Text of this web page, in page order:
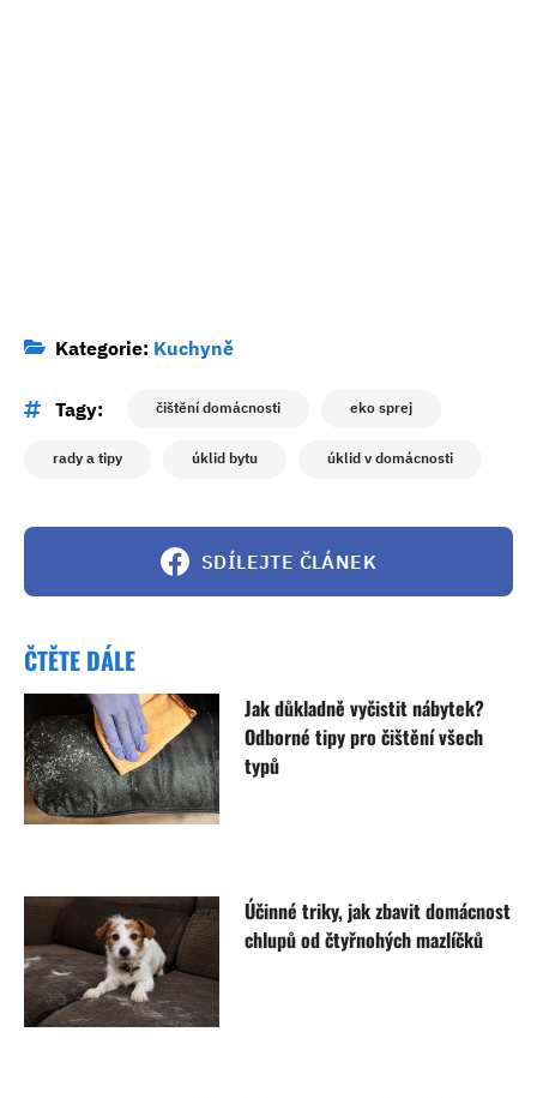
Kategorie: Kuchyně
Tagy: čištění domácnosti eko sprej
rady a tipy úklid bytu úklid v domácnosti
SDÍLEJTE ČLÁNEK
ČTĚTE DÁLE
Jak důkladně vyčistit nábytek?
Odborné tipy pro čištění všech
typů
Účinné triky, jak zbavit domácnost
chlupů od čtyřnohých mazlíčků